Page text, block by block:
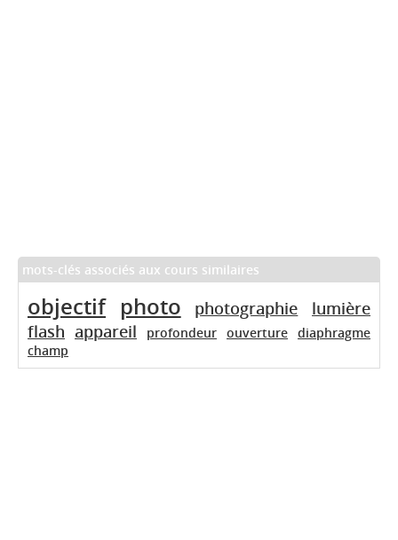
mots-clés associés aux cours similaires
objectif photo photographie
lumière
flash appareil profondeur ouverture diaphragme
champ